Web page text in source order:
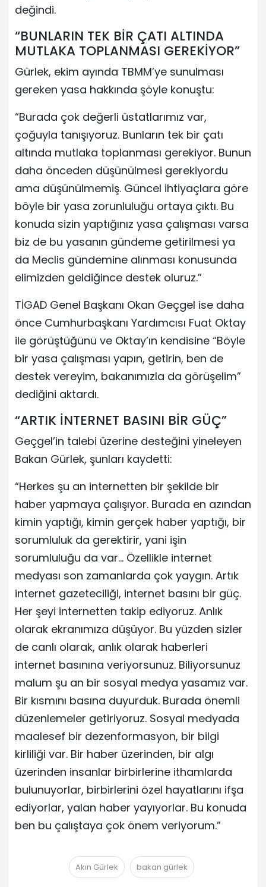
değindi.
“BUNLARIN TEK BİR ÇATI ALTINDA
MUTLAKA TOPLANMASI GEREKİYOR”
Gürlek, ekim ayında TBMM’ye sunulması
gereken yasa hakkında şöyle konuştu:
“Burada çok değerli üstatlarımız var,
çoğuyla tanışıyoruz. Bunların tek bir çatı
altında mutlaka toplanması gerekiyor. Bunun
daha önceden düşünülmesi gerekiyordu
ama düşünülmemiş. Güncel ihtiyaçlara göre
böyle bir yasa zorunluluğu ortaya çıktı. Bu
konuda sizin yaptığınız yasa çalışması varsa
biz de bu yasanın gündeme getirilmesi ya
da Meclis gündemine alınması konusunda
elimizden geldiğince destek oluruz.”
TİGAD Genel Başkanı Okan Geçgel ise daha
önce Cumhurbaşkanı Yardımcısı Fuat Oktay
ile görüştüğünü ve Oktay’ın kendisine “Böyle
bir yasa çalışması yapın, getirin, ben de
destek vereyim, bakanımızla da görüşelim”
dediğini aktardı.
“ARTIK İNTERNET BASINI BİR GÜÇ”
Geçgel’in talebi üzerine desteğini yineleyen
Bakan Gürlek, şunları kaydetti:
“Herkes şu an internetten bir şekilde bir
haber yapmaya çalışıyor. Burada en azından
kimin yaptığı, kimin gerçek haber yaptığı, bir
sorumluluk da gerektirir, yani işin
sorumluluğu da var… Özellikle internet
medyası son zamanlarda çok yaygın. Artık
internet gazeteciliği, internet basını bir güç.
Her şeyi internetten takip ediyoruz. Anlık
olarak ekranımıza düşüyor. Bu yüzden sizler
de canlı olarak, anlık olarak haberleri
internet basınına veriyorsunuz. Biliyorsunuz
malum şu an bir sosyal medya yasamız var.
Bir kısmını basına duyurduk. Burada önemli
düzenlemeler getiriyoruz. Sosyal medyada
maalesef bir dezenformasyon, bir bilgi
kirliliği var. Bir haber üzerinden, bir algı
üzerinden insanlar birbirlerine ithamlarda
bulunuyorlar, birbirlerini özel hayatlarını ifşa
ediyorlar, yalan haber yayıyorlar. Bu konuda
ben bu çalıştaya çok önem veriyorum.”
Akın Gürlek bakan gürlek